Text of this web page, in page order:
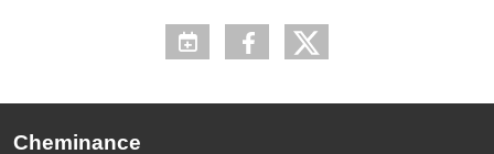
Cheminance